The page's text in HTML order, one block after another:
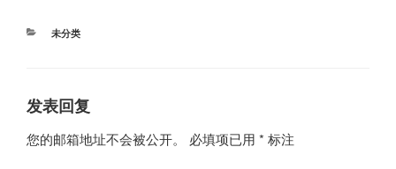
分
未分类
发表回复
您的邮箱地址不会被公开。 必填项已用 * 标注